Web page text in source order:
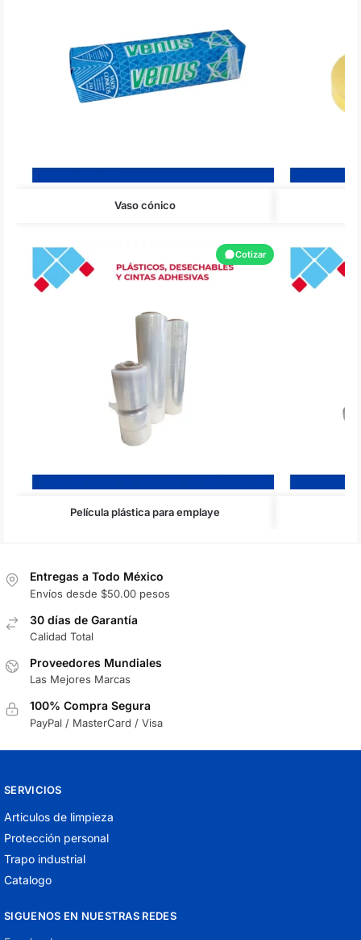
Vaso cónico
Cotizar
Película plástica para emplaye
Entregas a Todo México
Envíos desde $50.00 pesos
30 días de Garantía
Calidad Total
Proveedores Mundiales
Las Mejores Marcas
100% Compra Segura
PayPal / MasterCard / Visa
SERVICIOS
Articulos de limpieza
Protección personal
Trapo industrial
Catalogo
SIGUENOS EN NUESTRAS REDES